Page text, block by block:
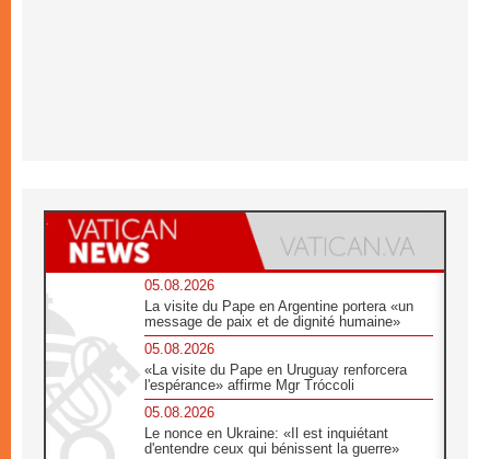
05.08.2026
La visite du Pape en Argentine portera «un
message de paix et de dignité humaine»
05.08.2026
«La visite du Pape en Uruguay renforcera
l'espérance» affirme Mgr Tróccoli
05.08.2026
Le nonce en Ukraine: «Il est inquiétant
d'entendre ceux qui bénissent la guerre»